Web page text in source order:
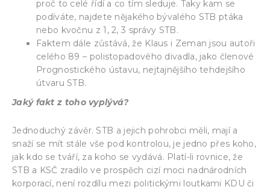
proč to celé řídí a co tím sleduje. Taky kam se
podíváte, najdete nějakého bývalého STB ptáka
nebo kvočnu z 1, 2, 3 správy STB.
Faktem dále zůstává, že Klaus i Zeman jsou autoři
celého 89 – polistopadového divadla, jako členové
Prognostického ústavu, nejtajnějšího tehdejšího
útvaru STB.
Jaký fakt z toho vyplývá?
Jednoduchý závěr. STB a jejich pohrobci měli, mají a
snaží se mít stále vše pod kontrolou, je jedno přes koho,
jak kdo se tváří, za koho se vydává. Platí-li rovnice, že
STB a KSČ zradilo ve prospěch cizí moci nadnárodních
korporací, není rozdílu mezi politickými loutkami KDU či